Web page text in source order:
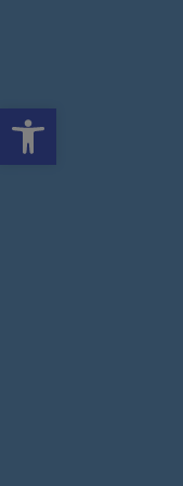
Open toolbar